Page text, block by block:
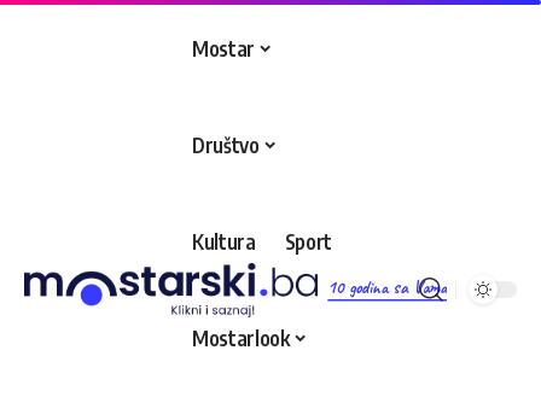
10 godina sa Vama
Mostar
Društvo
Kultura Sport
Mostarlook